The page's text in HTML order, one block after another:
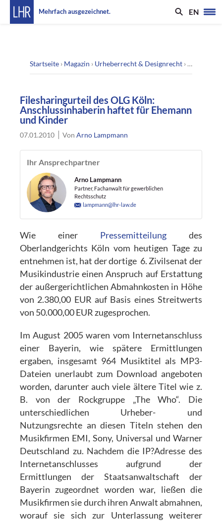
Mehrfach ausgezeichnet. EN
Startseite › Magazin › Urheberrecht & Designrecht ›
Filesharingurteil des OLG Köln:
Anschlussinhaberin haftet für Ehemann
und Kinder
07.01.2010 VonArno Lampmann
Ihr Ansprechpartner
Arno Lampmann
Partner, Fachanwalt für gewerblichen
Rechtsschutz
lampmann@lhr-law.de
Wie einer Pressemitteilungdes
Oberlandgerichts Köln vom heutigen Tage zu
entnehmen ist, hat der dortige 6. Zivilsenat der
Musikindustrie einen Anspruch auf Erstattung
der außergerichtlichen Abmahnkosten in Höhe
von 2.380,00 EUR auf Basis eines Streitwerts
von 50.000,00 EUR zugesprochen.
Im August 2005 waren vom Internetanschluss
einer Bayerin, wie spätere Ermittlungen
ergaben, insgesamt 964 Musiktitel als MP3-
Dateien unerlaubt zum Download angeboten
worden, darunter auch viele ältere Titel wie z.
B. von der Rockgruppe „The Who“. Die
unterschiedlichen Urheber- und
Nutzungsrechte an diesen Titeln stehen den
Musikfirmen EMI, Sony, Universal und Warner
Deutschland zu. Nachdem die IP?Adresse des
Internetanschlusses aufgrund der
Ermittlungen der Staatsanwaltschaft der
Bayerin zugeordnet worden war, ließen die
Musikfirmen sie durch ihren Anwalt abmahnen,
worauf sie sich zur Unterlassung weiterer